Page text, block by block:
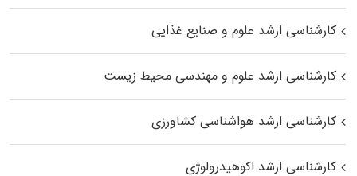
کارشناسی ارشد علوم و صنایع غذایی
کارشناسی ارشد علوم و مهندسی محیط زیست
کارشناسی ارشد هواشناسی کشاورزی
کارشناسی ارشد اکوهیدرولوژی